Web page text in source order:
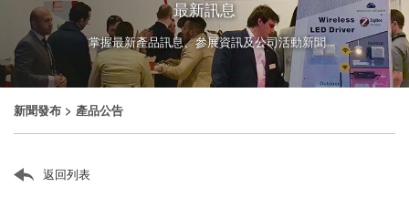
Ltd.
最新訊息
掌握最新產品訊息、參展資訊及公司活動新聞
新聞發布 > 產品公告
返回列表